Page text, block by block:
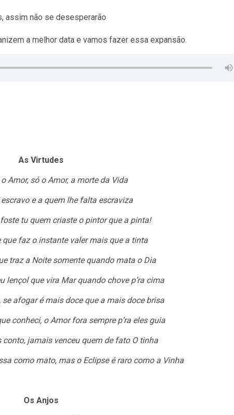
assim não se desesperarão
a melhor data e vamos fazer essa expansão.
As Virtudes
Amor, só o Amor, a morte da Vida
e a quem lhe falta escraviza
tu quem criaste o pintor que a pinta!
faz o instante valer mais que a tinta
traz a Noite somente quando mata o Dia
lençol que vira Mar quando chove p’ra cima
se afogar é mais doce que a mais doce brisa
conheci, o Amor fora sempre p’ra eles guia
conto, jamais venceu quem de fato O tinha
como mato, mas o Eclipse é raro como a Vinha
Os Anjos